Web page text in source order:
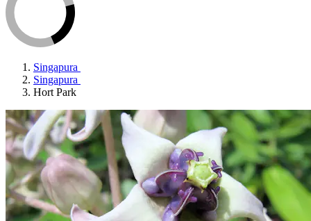
Singapura
Singapura
Hort Park